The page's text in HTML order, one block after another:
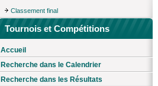
Classement final
Tournois et Compétitions
Accueil
Recherche dans le Calendrier
Recherche dans les Résultats